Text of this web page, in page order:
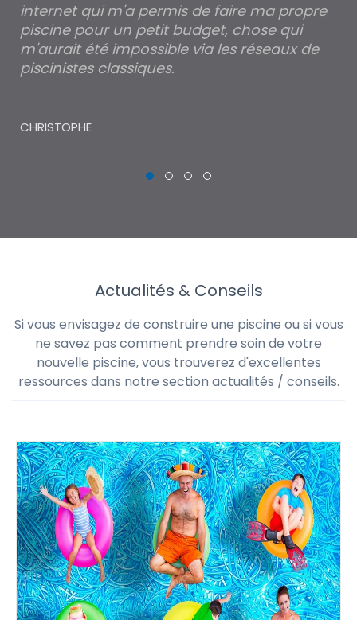
internet qui m'a permis de faire ma propre
piscine pour un petit budget, chose qui
m'aurait été impossible via les réseaux de
piscinistes classiques.
CHRISTOPHE
Actualités & Conseils
Si vous envisagez de construire une piscine ou si vous
ne savez pas comment prendre soin de votre
nouvelle piscine, vous trouverez d'excellentes
ressources dans notre section actualités / conseils.